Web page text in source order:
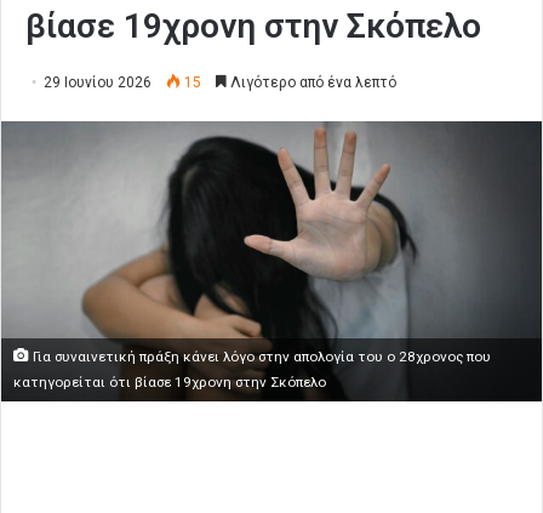
βίασε 19χρονη στην Σκόπελο
29 Ιουνίου 2026 15 Λιγότερο από ένα λεπτό
Για συναινετική πράξη κάνει λόγο στην απολογία του ο 28χρονος που
κατηγορείται ότι βίασε 19χρονη στην Σκόπελο